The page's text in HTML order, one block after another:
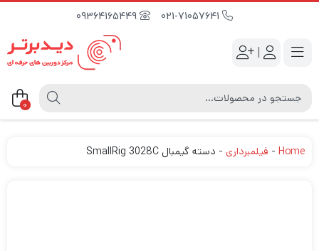
09364165449
|
0
Home
- فیلمبرداری - دسته گیمبال SmallRig 3028C